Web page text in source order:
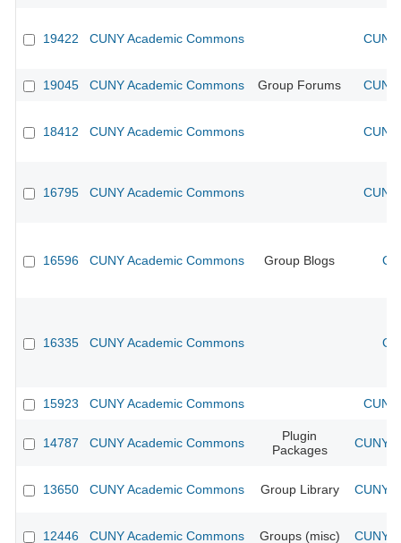
19422 CUNY Academic Commons
19045 CUNY Academic Commons Group Forums
18412 CUNY Academic Commons
16795 CUNY Academic Commons
16596 CUNY Academic Commons Group Blogs
16335 CUNY Academic Commons
15923 CUNY Academic Commons
14787 CUNY Academic Commons
Plugin
Packages
CUNY
13650 CUNY Academic Commons Group Library CUNY
12446 CUNY Academic Commons Groups (misc) CUNY